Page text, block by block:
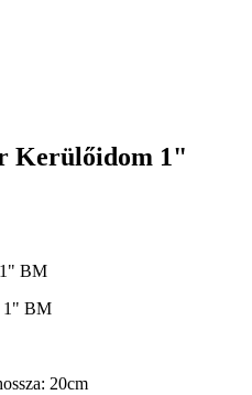
Kerülőidom 1"
1" BM
1" BM
20cm